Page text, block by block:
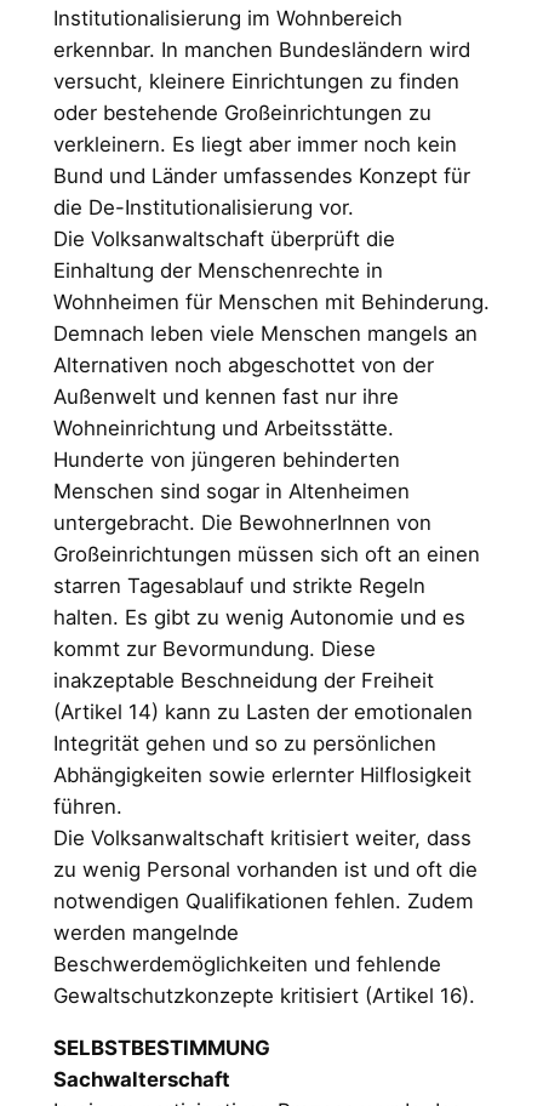
Institutionalisierung im Wohnbereich
erkennbar. In manchen Bundesländern wird
versucht, kleinere Einrichtungen zu finden
oder bestehende Großeinrichtungen zu
verkleinern. Es liegt aber immer noch kein
Bund und Länder umfassendes Konzept für
die De-Institutionalisierung vor.
Die Volksanwaltschaft überprüft die
Einhaltung der Menschenrechte in
Wohnheimen für Menschen mit Behinderung.
Demnach leben viele Menschen mangels an
Alternativen noch abgeschottet von der
Außenwelt und kennen fast nur ihre
Wohneinrichtung und Arbeitsstätte.
Hunderte von jüngeren behinderten
Menschen sind sogar in Altenheimen
untergebracht. Die BewohnerInnen von
Großeinrichtungen müssen sich oft an einen
starren Tagesablauf und strikte Regeln
halten. Es gibt zu wenig Autonomie und es
kommt zur Bevormundung. Diese
inakzeptable Beschneidung der Freiheit
(Artikel 14) kann zu Lasten der emotionalen
Integrität gehen und so zu persönlichen
Abhängigkeiten sowie erlernter Hilflosigkeit
führen.
Die Volksanwaltschaft kritisiert weiter, dass
zu wenig Personal vorhanden ist und oft die
notwendigen Qualifikationen fehlen. Zudem
werden mangelnde
Beschwerdemöglichkeiten und fehlende
Gewaltschutzkonzepte kritisiert (Artikel 16).
SELBSTBESTIMMUNG
Sachwalterschaft